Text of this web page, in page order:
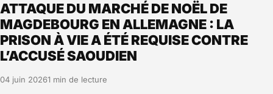
ATTAQUE DU MARCHÉ DE NOËL DE
MAGDEBOURG EN ALLEMAGNE : LA
PRISON À VIE A ÉTÉ REQUISE CONTRE
L’ACCUSÉ SAOUDIEN
04 juin 20261 min de lecture